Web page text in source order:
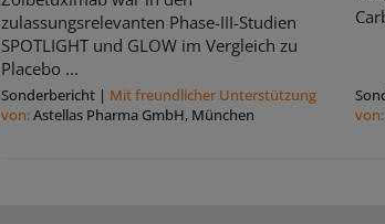
zulassungsrelevanten Phase-III-Studien
SPOTLIGHT und GLOW im Vergleich zu
Placebo ...
Sonderbericht | Mit freundlicher Unterstützung
von:Astellas Pharma GmbH, München
von: